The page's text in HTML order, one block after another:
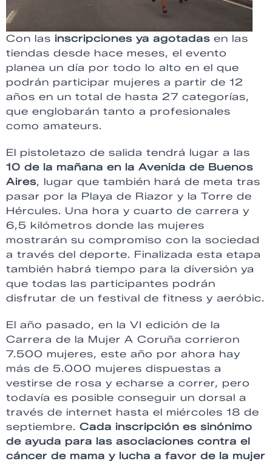
Con las inscripciones ya agotadas en las
tiendas desde hace meses, el evento
planea un día por todo lo alto en el que
podrán participar mujeres a partir de 12
años en un total de hasta 27 categorías,
que englobarán tanto a profesionales
como amateurs.
El pistoletazo de salida tendrá lugar a las
10 de la mañana en la Avenida de Buenos
Aires, lugar que también hará de meta tras
pasar por la Playa de Riazor y la Torre de
Hércules. Una hora y cuarto de carrera y
6,5 kilómetros donde las mujeres
mostrarán su compromiso con la sociedad
a través del deporte. Finalizada esta etapa
también habrá tiempo para la diversión ya
que todas las participantes podrán
disfrutar de un festival de fitness y aeróbic.
El año pasado, en la VI edición de la
Carrera de la Mujer A Coruña corrieron
7.500 mujeres, este año por ahora hay
más de 5.000 mujeres dispuestas a
vestirse de rosa y echarse a correr, pero
todavía es posible conseguir un dorsal a
través de internet hasta el miércoles 18 de
septiembre. Cada inscripción es sinónimo
de ayuda para las asociaciones contra el
cáncer de mama y lucha a favor de la mujer